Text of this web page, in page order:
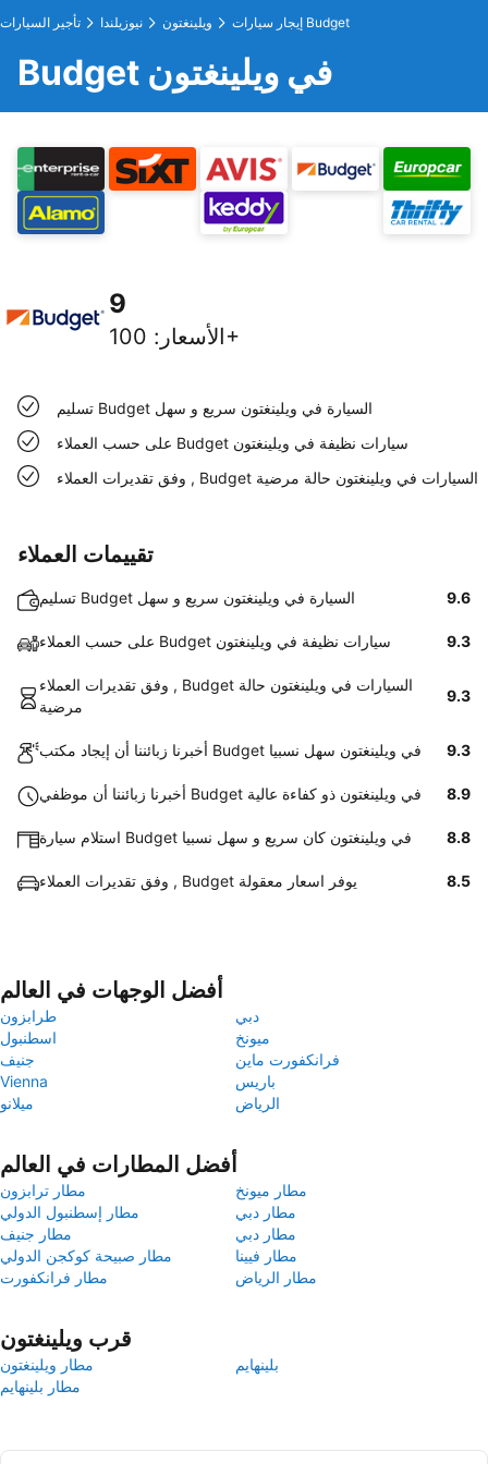
تأجير السيارات نيوزيلندا ويلينغتون إيجار سيارات Budget
Budget في ويلينغتون
9
الأسعار : 100+
تسليم Budget السيارة في ويلينغتون سريع و سهل
على حسب العملاء Budget سيارات نظيفة في ويلينغتون
وفق تقديرات العملاء , Budget السيارات في ويلينغتون حالة مرضية
تقييمات العملاء
تسليم Budget السيارة في ويلينغتون سريع و سهل 9.6
على حسب العملاء Budget سيارات نظيفة في ويلينغتون 9.3
وفق تقديرات العملاء , Budget السيارات في ويلينغتون حالة
مرضية
9.3
أخبرنا زبائننا أن إيجاد مكتب Budget في ويلينغتون سهل نسبيا 9.3
أخبرنا زبائننا أن موظفي Budget في ويلينغتون ذو كفاءة عالية 8.9
استلام سيارة Budget في ويلينغتون كان سريع و سهل نسبيا 8.8
وفق تقديرات العملاء , Budget يوفر اسعار معقولة 8.5
أفضل الوجهات في العالم
طرابزون
دبي
اسطنبول
ميونخ
جنيف
فرانكفورت ماين
Vienna
باريس
ميلانو
الرياض
أفضل المطارات في العالم
مطار ترابزون
مطار ميونخ
مطار إسطنبول الدولي
مطار دبي
مطار جنيف
مطار دبي
مطار صبيحة كوكجن الدولي
مطار فيينا
مطار فرانكفورت
مطار الرياض
قرب ويلينغتون
مطار ويلينغتون
بلينهايم
مطار بلينهايم